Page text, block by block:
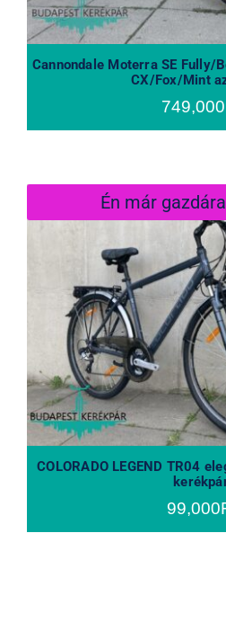
Cannondale Moterra SE Fully/
CX/Fox/Mint
749,000
Én már
COLORADO
28” férfi
COLORADO LEGEND TR04
99,000